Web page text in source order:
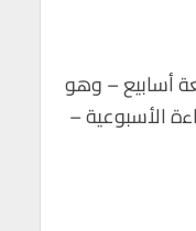
أسابيع – وهو
الأسبوعية –